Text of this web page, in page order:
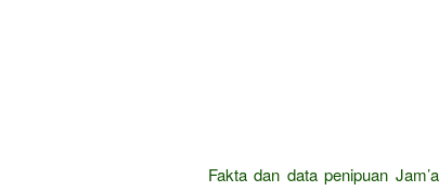
Fakta dan data penipuan